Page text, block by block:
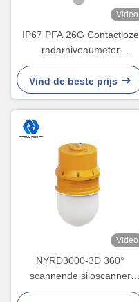
Video
IP67 PFA 26G Contactloze
radarniveaumeter
Aangepaste flensgrootte
Vind de beste prijs
Video
NYRD3000-3D 360°
scannende siloscanner
Groot temperatuurbereik -